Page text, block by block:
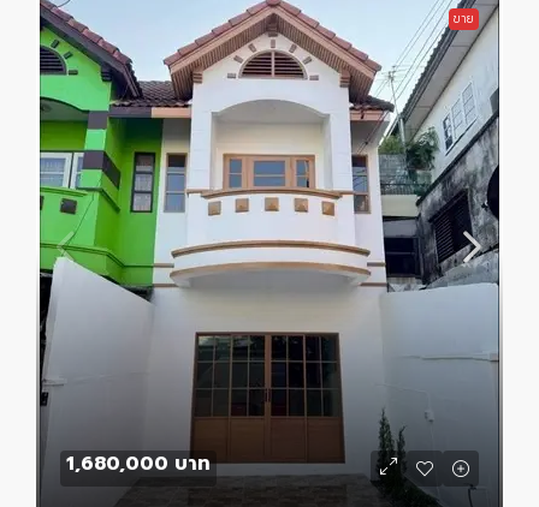
ขาย
1,680,000 บาท